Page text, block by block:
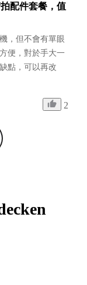
拍配件套餐，值
，但不會有單眼
便，對於手大一
點，可以再改
2